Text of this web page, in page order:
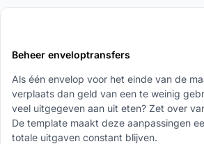
Beheer enveloptransfers
Als één envelop voor het einde van de
verplaats dan geld van een te weinig
veel uitgegeven aan uit eten? Zet over
De template maakt deze aanpassingen
totale uitgaven constant blijven.